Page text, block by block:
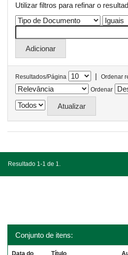
Utilizar filtros para refinar o
Resultados/Página |
Ordenar
Ordenar
Resultado 1-1 de 1.
Conjunto de itens:
Data do
Título